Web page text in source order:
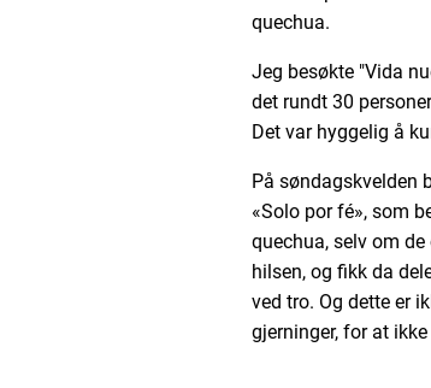
quechua.
Jeg besøkte "Vida
det rundt 30
Det var hyggelig å
På søndagskvelden
«Solo por fé», som
quechua, selv om
hilsen, og fikk da
ved tro. Og dette er
gjerninger, for at